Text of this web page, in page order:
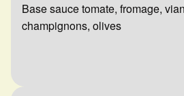
Base sauce tomate, fromage,
champignons, olives